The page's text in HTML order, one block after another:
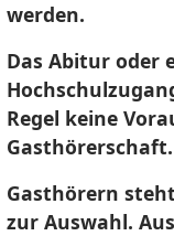
werden.
Das Abitur oder
Regel keine
Gasthörerschaft.
Gasthörern
zur Auswahl.